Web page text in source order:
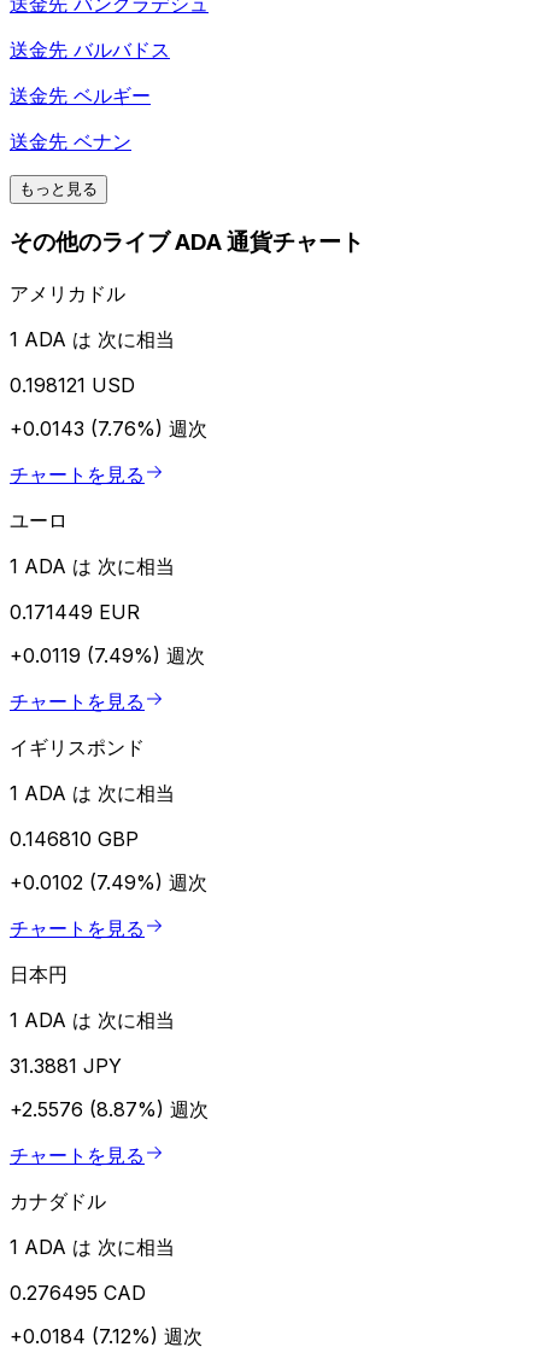
送金先 バルバドス
送金先 ベルギー
送金先 ベナン
もっと見る
その他のライブ ADA 通貨チャート
アメリカドル
1 ADA は 次に相当
0.198121 USD
+0.0143 (7.76%) 週次
チャートを見る
ユーロ
1 ADA は 次に相当
0.171449 EUR
+0.0119 (7.49%) 週次
チャートを見る
イギリスポンド
1 ADA は 次に相当
0.146810 GBP
+0.0102 (7.49%) 週次
チャートを見る
日本円
1 ADA は 次に相当
31.3881 JPY
+2.5576 (8.87%) 週次
チャートを見る
カナダドル
1 ADA は 次に相当
0.276495 CAD
+0.0184 (7.12%) 週次